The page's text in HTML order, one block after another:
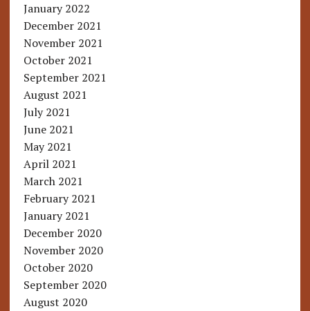
January 2022
December 2021
November 2021
October 2021
September 2021
August 2021
July 2021
June 2021
May 2021
April 2021
March 2021
February 2021
January 2021
December 2020
November 2020
October 2020
September 2020
August 2020